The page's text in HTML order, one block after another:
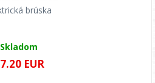
brúska
Skladom
EUR